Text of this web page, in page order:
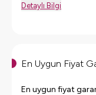
Detaylı Bilgi
En Uygun Fiyat
En uygun fiyat